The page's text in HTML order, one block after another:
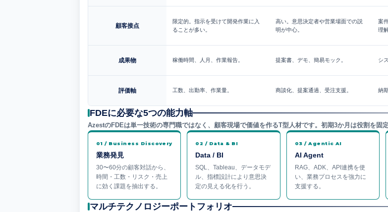
顧客接点
限定的。指示を受けて開発作業に入
ることが多い。
高い。意思決定者や営業場面での説
明が中心。
案
理
成果物 稼働時間、人月、作業報告。 提案書、デモ、簡易モック。 シ
評価軸 工数、出勤率、作業量。 商談化、提案通過、受注支援。 納
FDEに必要な5つの能力軸
AzestのFDEは単一技術の専門職ではなく、顧客現場で価値を作るT型人材です。初期3か月は役割を固
01 / Business Discovery
業務発見
30〜60分の顧客対話から、
時間・工数・リスク・売上
に効く課題を抽出する。
02 / Data & BI
Data / BI
SQL、Tableau、データモデ
ル、指標設計により意思決
定の見える化を行う。
03 / Agentic AI
AI Agent
RAG、ADK、API連携を使
い、業務プロセスを強力に
支援する。
マルチテクノロジーポートフォリオ